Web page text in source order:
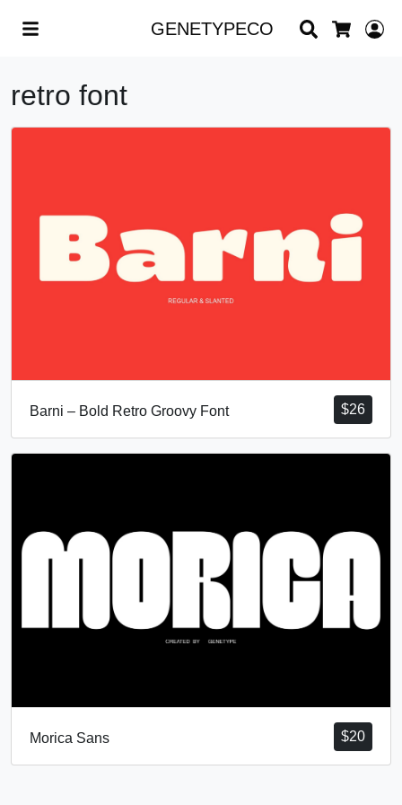
GENETYPECO
Search
retro font
$26
Barni – Bold Retro Groovy Font
$20
Morica Sans